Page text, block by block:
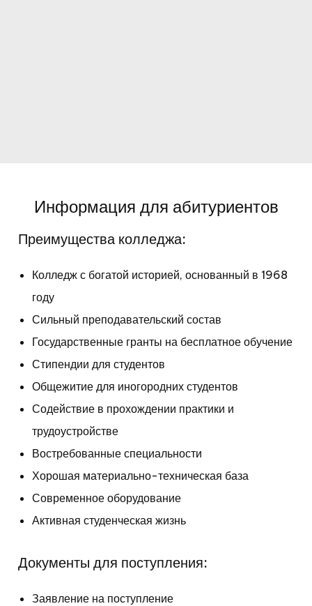
Информация для абитуриентов
Преимущества колледжа:
Колледж с богатой историей, основанный в 1968
году
Сильный преподавательский состав
Государственные гранты на бесплатное обучение
Стипендии для студентов
Общежитие для иногородних студентов
Содействие в прохождении практики и
трудоустройстве
Востребованные специальности
Хорошая материально-техническая база
Современное оборудование
Активная студенческая жизнь
Документы для поступления:
Заявление на поступление